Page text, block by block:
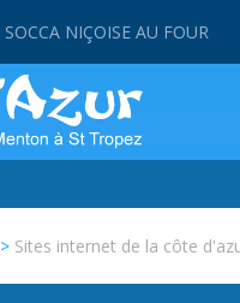
SOCCA NIÇOISE AU FOUR
> Sites internet de la côte